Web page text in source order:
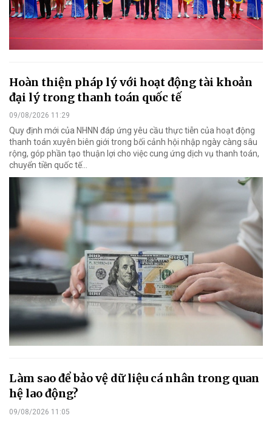
Hoàn thiện pháp lý với hoạt động tài khoản
đại lý trong thanh toán quốc tế
09/08/2026 11:29
Quy định mới của NHNN đáp ứng yêu cầu thực tiễn của hoạt động
thanh toán xuyên biên giới trong bối cảnh hội nhập ngày càng sâu
rộng, góp phần tạo thuận lợi cho việc cung ứng dịch vụ thanh toán,
chuyển tiền quốc tế...
Làm sao để bảo vệ dữ liệu cá nhân trong quan
hệ lao động?
09/08/2026 11:05